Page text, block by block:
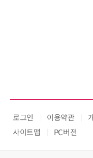
로그인 이용약관
사이트맵
PC버전